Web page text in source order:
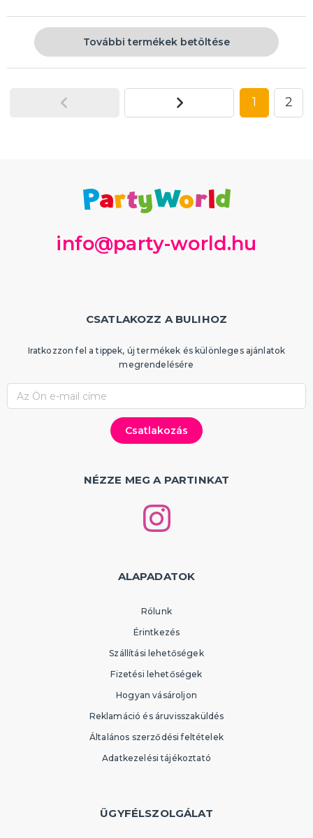
További termékek betöltése
1 2
info@party-world.hu
CSATLAKOZZ A BULIHOZ
Iratkozzon fel a tippek, új termékek és különleges ajánlatok
megrendelésére
NÉZZE MEG A PARTINKAT
ALAPADATOK
Rólunk
Érintkezés
Szállítási lehetőségek
Fizetési lehetőségek
Hogyan vásároljon
Reklamáció és áruvisszaküldés
Általános szerződési feltételek
Adatkezelési tájékoztató
ÜGYFÉLSZOLGÁLAT